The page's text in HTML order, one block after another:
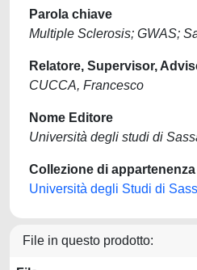
Parola chiave
Multiple Sclerosis; GWAS;
Relatore, Supervisor,
CUCCA, Francesco
Nome Editore
Università degli studi di
Collezione di appartenenza
Università degli Studi di
File in questo prodotto: